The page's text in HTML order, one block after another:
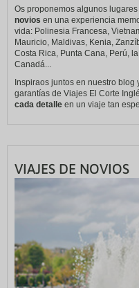
Os proponemos algunos
novios en una experiencia
vida: Polinesia Francesa,
Mauricio, Maldivas, Kenia,
Costa Rica, Punta Cana, Perú,
Canadá...
Inspiraos juntos en nuestro
garantías de Viajes El Corte
cada detalle en un viaje tan
VIAJES DE NOVIOS